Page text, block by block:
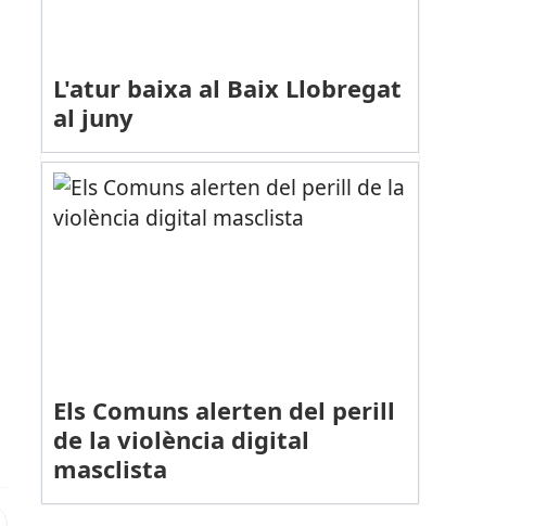
L'atur baixa al Baix Llobregat
al juny
Els Comuns alerten del perill
de la violència digital
masclista